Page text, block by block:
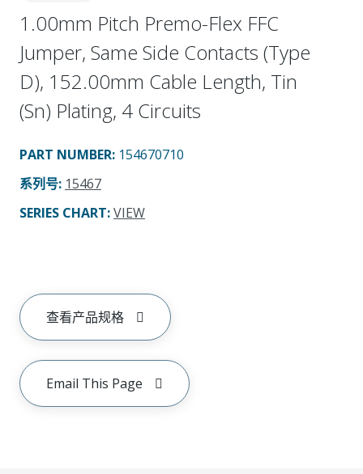
1.00mm Pitch Premo-Flex FFC
Jumper, Same Side Contacts (Type
D), 152.00mm Cable Length, Tin
(Sn) Plating, 4 Circuits
PART NUMBER: 154670710
系列号: 15467
SERIES CHART:VIEW
查看产品规格
Email This Page